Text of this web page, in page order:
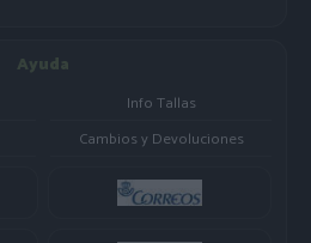
Ayuda
Info Tallas
Cambios y Devoluciones